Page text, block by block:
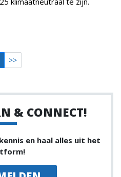
>>
& CONNECT!
en haal alles uit het